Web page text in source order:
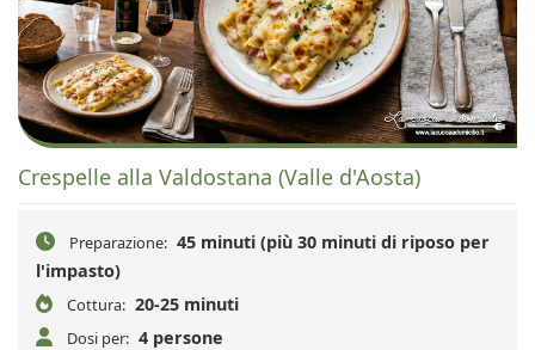
Crespelle alla Valdostana (Valle d'Aosta)
Preparazione: 45 minuti (più 30 minuti di riposo per
l'impasto)
Cottura: 20-25 minuti
Dosi per: 4 persone